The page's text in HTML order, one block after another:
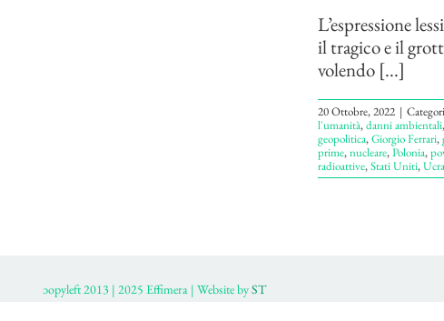
L’espressione
il tragico e il
volendo [...]
20 Ottobre, 2022 |
l'umanità,danni ambientali,
geopolitica,Giorgio Ferrari,
prime,nucleare,Polonia,
radioattive,Stati Uniti,
ɔopyleft 2013 | 2025 Effimera | Website byST